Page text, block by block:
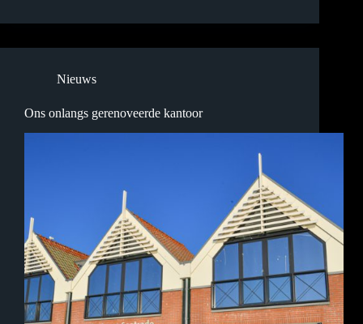
Nieuws
Ons onlangs gerenoveerde kantoor